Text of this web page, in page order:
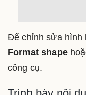
Để chỉnh sửa hình
Format shape
công cụ.